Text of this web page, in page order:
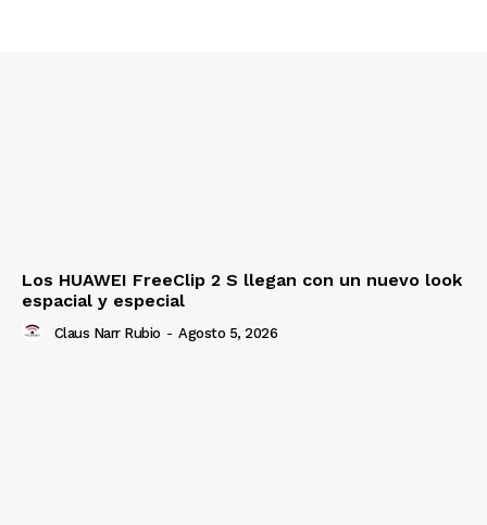
Los HUAWEI FreeClip 2 S llegan con un nuevo look
espacial y especial
Claus Narr Rubio - Agosto 5, 2026